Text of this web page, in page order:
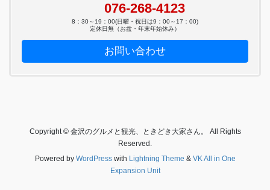
076-268-4123
8：30～19：00(日曜・祝日は9：00～17：00)
定休日無（お盆・年末年始休み）
お問い合わせ
Copyright © 金沢のグルメと観光、ときどき大家さん。 All Rights
Reserved.
Powered by WordPresswith Lightning Theme & VK All in One
Expansion Unit